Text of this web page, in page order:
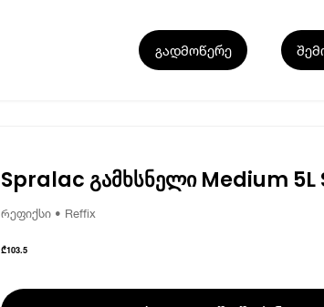
გადმოწერე
Spralac გამხსნელი Medium 5L
რეფიქსი • Reffix
₾103.5